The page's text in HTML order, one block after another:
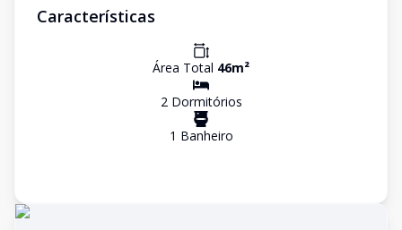
Características
Área Total 46m²
2Dormitórios
1 Banheiro